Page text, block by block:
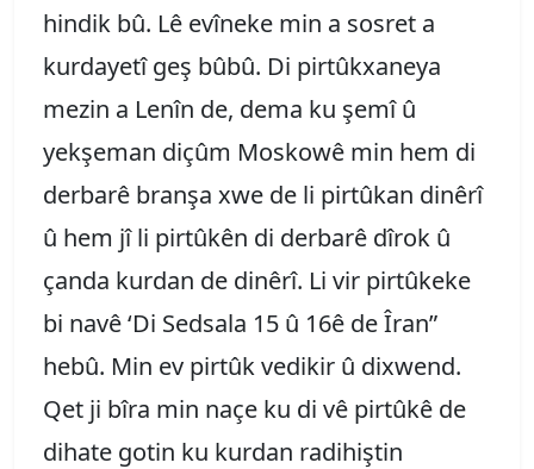
hindik bû. Lê evîneke min a sosret a
kurdayetî geş bûbû. Di pirtûkxaneya
mezin a Lenîn de, dema ku şemî û
yekşeman diçûm Moskowê min hem di
derbarê branşa xwe de li pirtûkan dinêrî
û hem jî li pirtûkên di derbarê dîrok û
çanda kurdan de dinêrî. Li vir pirtûkeke
bi navê ‘Di Sedsala 15 û 16ê de Îran”
hebû. Min ev pirtûk vedikir û dixwend.
Qet ji bîra min naçe ku di vê pirtûkê de
dihate gotin ku kurdan radihiştin